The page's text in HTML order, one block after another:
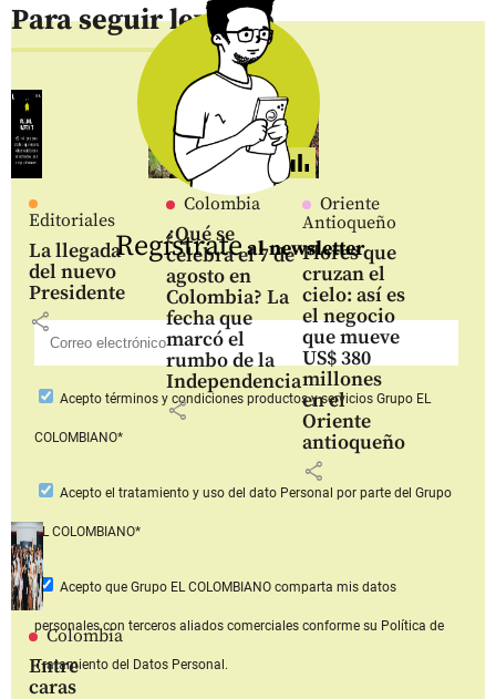
Para seguir leyendo
Editoriales
La llegada
del nuevo
Presidente
share
Colombia
¿Qué se
celebra el 7 de
agosto en
Colombia? La
fecha que
marcó el
rumbo de la
Independencia
share
Oriente
Antioqueño
Flores que
cruzan el
cielo: así es
el negocio
que mueve
US$ 380
millones
en el
Oriente
antioqueño
share
Colombia
Entre
caras
Regístrateal newsletter
Aceptotérminos y condiciones productos y serviciosGrupo EL
COLOMBIANO*
Acepto el tratamiento y uso del dato Personal por parte del Grupo
EL COLOMBIANO*
Acepto que Grupo EL COLOMBIANOcomparta mis datos
personales con terceros aliados comerciales conforme su Política de
Tratamiento del Datos Personal.